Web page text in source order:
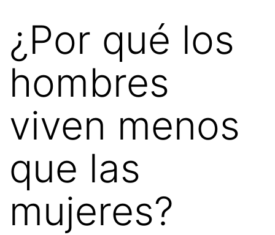
¿Por qué los
hombres
viven menos
que las
mujeres?